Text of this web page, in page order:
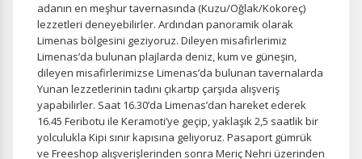
adanın en meşhur tavernasında (Kuzu/Oğlak/Kokoreç)
lezzetleri deneyebilirler. Ardından panoramik olarak
Limenas bölgesini geziyoruz. Dileyen misafirlerimiz
Limenas’da bulunan plajlarda deniz, kum ve güneşin,
dileyen misafirlerimizse Limenas’da bulunan tavernalarda
Yunan lezzetlerinin tadını çıkartıp çarşıda alışveriş
yapabilirler. Saat 16.30’da Limenas’dan hareket ederek
16.45 Feribotu ile Keramoti’ye geçip, yaklaşık 2,5 saatlik bir
yolculukla Kipi sınır kapısına geliyoruz. Pasaport gümrük
ve Freeshop alışverişlerinden sonra Meriç Nehri üzerinden